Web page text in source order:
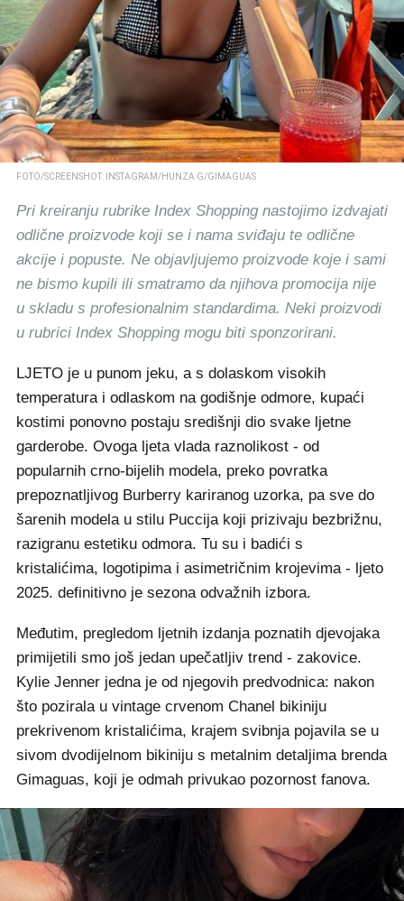
FOTO/SCREENSHOT: INSTAGRAM/HUNZA G/GIMAGUAS
Pri kreiranju rubrike Index Shopping nastojimo izdvajati
odlične proizvode koji se i nama sviđaju te odlične
akcije i popuste. Ne objavljujemo proizvode koje i sami
ne bismo kupili ili smatramo da njihova promocija nije
u skladu s profesionalnim standardima. Neki proizvodi
u rubrici Index Shopping mogu biti sponzorirani.
LJETO je u punom jeku, a s dolaskom visokih
temperatura i odlaskom na godišnje odmore, kupaći
kostimi ponovno postaju središnji dio svake ljetne
garderobe. Ovoga ljeta vlada raznolikost - od
popularnih crno-bijelih modela, preko povratka
prepoznatljivog Burberry kariranog uzorka, pa sve do
šarenih modela u stilu Puccija koji prizivaju bezbrižnu,
razigranu estetiku odmora. Tu su i badići s
kristalićima, logotipima i asimetričnim krojevima - ljeto
2025. definitivno je sezona odvažnih izbora.
Međutim, pregledom ljetnih izdanja poznatih djevojaka
primijetili smo još jedan upečatljiv trend - zakovice.
Kylie Jenner jedna je od njegovih predvodnica: nakon
što pozirala u vintage crvenom Chanel bikiniju
prekrivenom kristalićima, krajem svibnja pojavila se u
sivom dvodijelnom bikiniju s metalnim detaljima brenda
Gimaguas, koji je odmah privukao pozornost fanova.